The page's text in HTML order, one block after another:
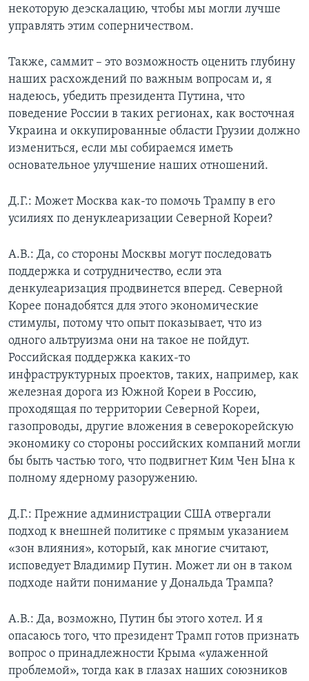
некоторую деэскалацию, чтобы мы могли лучше
управлять этим соперничеством.
Также, саммит – это возможность оценить глубину
наших расхождений по важным вопросам и, я
надеюсь, убедить президента Путина, что
поведение России в таких регионах, как восточная
Украина и оккупированные области Грузии должно
измениться, если мы собираемся иметь
основательное улучшение наших отношений.
Д.Г.: Может Москва как-то помочь Трампу в его
усилиях по денуклеаризации Северной Кореи?
А.В.: Да, со стороны Москвы могут последовать
поддержка и сотрудничество, если эта
денкулеаризация продвинется вперед. Северной
Корее понадобятся для этого экономические
стимулы, потому что опыт показывает, что из
одного альтруизма они на такое не пойдут.
Российская поддержка каких-то
инфраструктурных проектов, таких, например, как
железная дорога из Южной Кореи в Россию,
проходящая по территории Северной Кореи,
газопроводы, другие вложения в северокорейскую
экономику со стороны российских компаний могли
бы быть частью того, что подвигнет Ким Чен Ына к
полному ядерному разоружению.
Д.Г.: Прежние администрации США отвергали
подход к внешней политике с прямым указанием
«зон влияния», который, как многие считают,
исповедует Владимир Путин. Может ли он в таком
подходе найти понимание у Дональда Трампа?
А.В.: Да, возможно, Путин бы этого хотел. И я
опасаюсь того, что президент Трамп готов признать
вопрос о принадлежности Крыма «улаженной
проблемой», тогда как в глазах наших союзников